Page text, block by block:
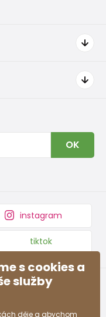
OK
instagram
tiktok
s cookies a
služby
děje a abychom